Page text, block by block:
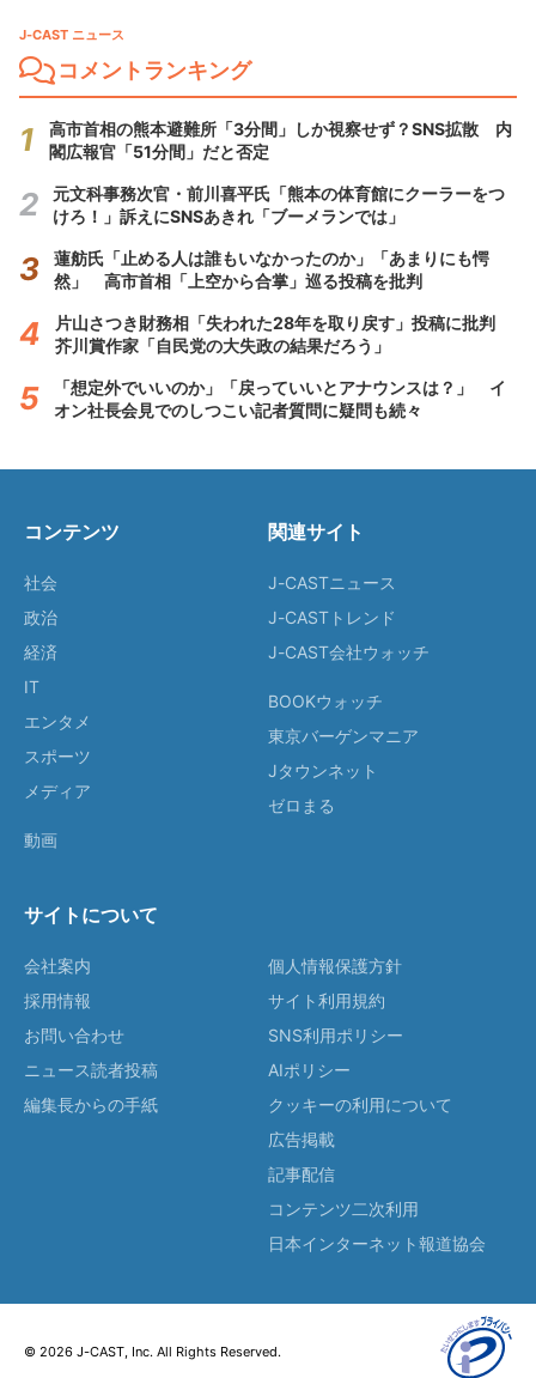
J-CAST ニュース
コメントランキング
高市首相の熊本避難所「3分間」しか視察せず？SNS拡散 内
閣広報官「51分間」だと否定
元文科事務次官・前川喜平氏「熊本の体育館にクーラーをつ
けろ！」訴えにSNSあきれ「ブーメランでは」
蓮舫氏「止める人は誰もいなかったのか」「あまりにも愕
然」 高市首相「上空から合掌」巡る投稿を批判
片山さつき財務相「失われた28年を取り戻す」投稿に批判
芥川賞作家「自民党の大失政の結果だろう」
「想定外でいいのか」「戻っていいとアナウンスは？」 イ
オン社長会見でのしつこい記者質問に疑問も続々
コンテンツ
社会
政治
経済
IT
エンタメ
スポーツ
メディア
動画
関連サイト
J-CASTニュース
J-CASTトレンド
J-CAST会社ウォッチ
BOOKウォッチ
東京バーゲンマニア
Jタウンネット
ゼロまる
サイトについて
会社案内
採用情報
お問い合わせ
ニュース読者投稿
編集長からの手紙
個人情報保護方針
サイト利用規約
SNS利用ポリシー
AIポリシー
クッキーの利用について
広告掲載
記事配信
コンテンツ二次利用
日本インターネット報道協会
© 2026 J-CAST, Inc. All Rights Reserved.